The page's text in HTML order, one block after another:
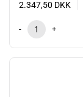
2.347,50 DKK
- +